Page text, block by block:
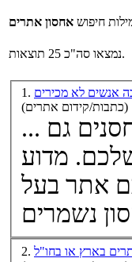
חיפוש אחסון אתרים
נמצאו סה"כ 25 תוצאות.
1.
(כתבות/קידום אתרים)
... ושייך בלעדית לאתר זה או שעל אותו שטח אחסון מאוחסנים גם
מדוע
שיש לכם אתר בעל
2.